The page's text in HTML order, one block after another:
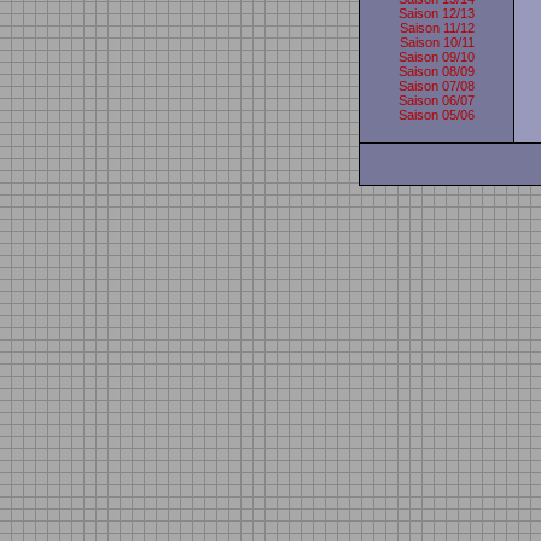
Saison 12/13
Saison 11/12
Saison 10/11
Saison 09/10
Saison 08/09
Saison 07/08
Saison 06/07
Saison 05/06